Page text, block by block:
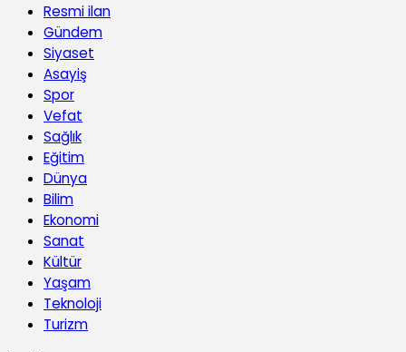
Resmi ilan
Gündem
Siyaset
Asayiş
Spor
Vefat
Sağlık
Eğitim
Dünya
Bilim
Ekonomi
Sanat
Kültür
Yaşam
Teknoloji
Turizm